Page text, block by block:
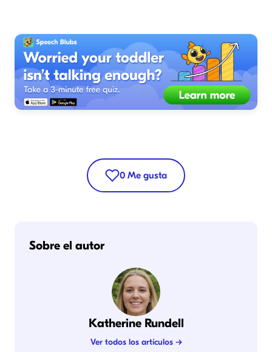
0 Me gusta
Sobre el autor
Katherine Rundell
Ver todos los artículos →